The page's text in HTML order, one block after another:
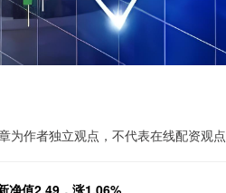
为作者独立观点，不代表在线配资观点
净值2.49，涨1.06%